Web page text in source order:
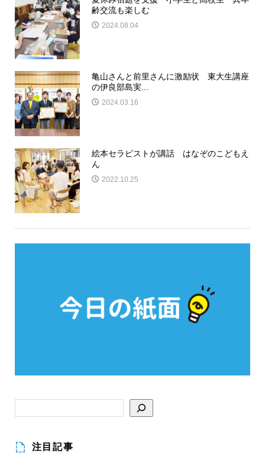
齢交流も楽しむ
2024.08.04
亀山さんと前里さんに激励状 東大生講座
の伊良部島実...
2024.03.16
絵本セラピストが講話 はなぞのこどもえ
ん
2022.10.25
注目記事